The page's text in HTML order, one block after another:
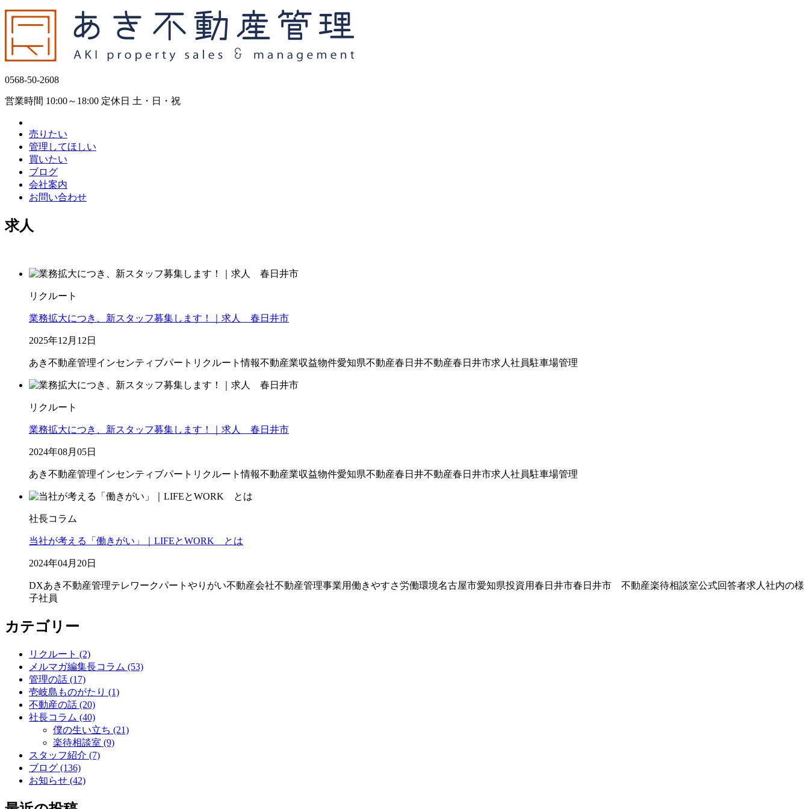
0568-50-2608
営業時間 10:00～18:00 定休日 土・日・祝
売りたい
管理してほしい
買いたい
ブログ
会社案内
お問い合わせ
求人
リクルート
業務拡大につき、新スタッフ募集します！｜求人 春日井市
2025年12月12日
あき不動産管理インセンティブパート リクルート情報不動産業収益物件愛知県不動産春日井不動産春日井市求人 社員駐車場管理
リクルート
業務拡大につき、新スタッフ募集します！｜求人 春日井市
2024年08月05日
あき不動産管理インセンティブパート リクルート情報不動産業収益物件愛知県不動産春日井不動産春日井市求人 社員駐車場管理
社長コラム
当社が考える「働きがい」｜LIFEとWORK とは
2024年04月20日
DXあき不動産管理テレワークパート やりがい不動産会社不動産管理事業用働きやすさ労働環境名古屋市愛知県投資用春日井市春日井市 不動産楽待相談室公式回答者求人 社内の様
子社員
カテゴリー
リクルート (2)
メルマガ編集長コラム (53)
管理の話 (17)
壱岐島ものがたり (1)
不動産の話 (20)
社長コラム (40)
僕の生い立ち (21)
楽待相談室 (9)
スタッフ紹介 (7)
ブログ (136)
お知らせ (42)